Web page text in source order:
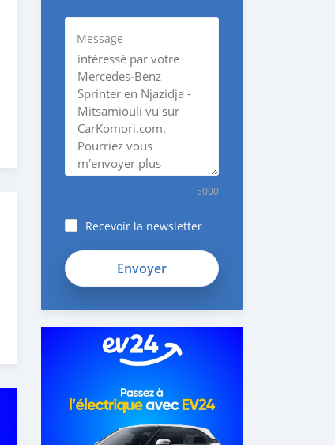
Message
5000
Recevoir la newsletter